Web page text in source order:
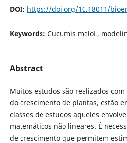
DOI: https://doi.org/10.18011/
Keywords: Cucumis meloL,
Abstract
Muitos estudos são realizados
do crescimento de plantas, estão
classes de estudos aqueles
matemáticos não lineares. É
de crescimento que permitem